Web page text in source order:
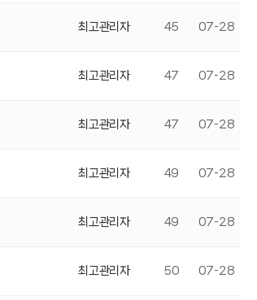
최고관리자 45 07-28
최고관리자 47 07-28
최고관리자 47 07-28
최고관리자 49 07-28
최고관리자 49 07-28
최고관리자 50 07-28